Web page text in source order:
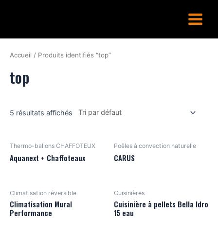
Menu
Accueil / Produits identifiés “top”
top
5 résultats affichés
Thermo-ballons CHAFFOTEUX
Aquanext + Chaffoteaux
Poêles à convection naturelle
CARUS
Climatisation réversible
Climatisation Mural
Performance
Cuisinières
Cuisinière à pellets Bella Idro
15 eau